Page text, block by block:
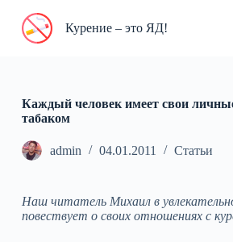
П
и
к
у
Курение – это ЯД!
Каждый человек имеет свои
табаком
admin 04.01.2011 Статьи
Наш читатель Михаил в
повествует о своих отношениях с